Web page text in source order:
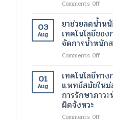
ปกติ
อีก
ครั้ง
ด้วย
เทคโ
สมัย
ใหม่
เทค
ปฏิวัติ
วงกา
เพื่อ
การ
ร้าย
แรง
Comments Offon
ฉีด
กระ
การ
สร้าง
คอ
ลา
เจน
เทค
ความ
สมัย
03
Aug
ยาช่วยลดน้ำห
เทคโนโลยีของ
จัดการน้ำหนัก
Comments Offon
ช่วย
ลด
น้ำ
หนัก
ใหม่
01
Aug
เทคโนโลยีทาง
แพทย์สมัยใหม่
การรักษาภาวะ
ผิดจังหวะ
Comments Offon